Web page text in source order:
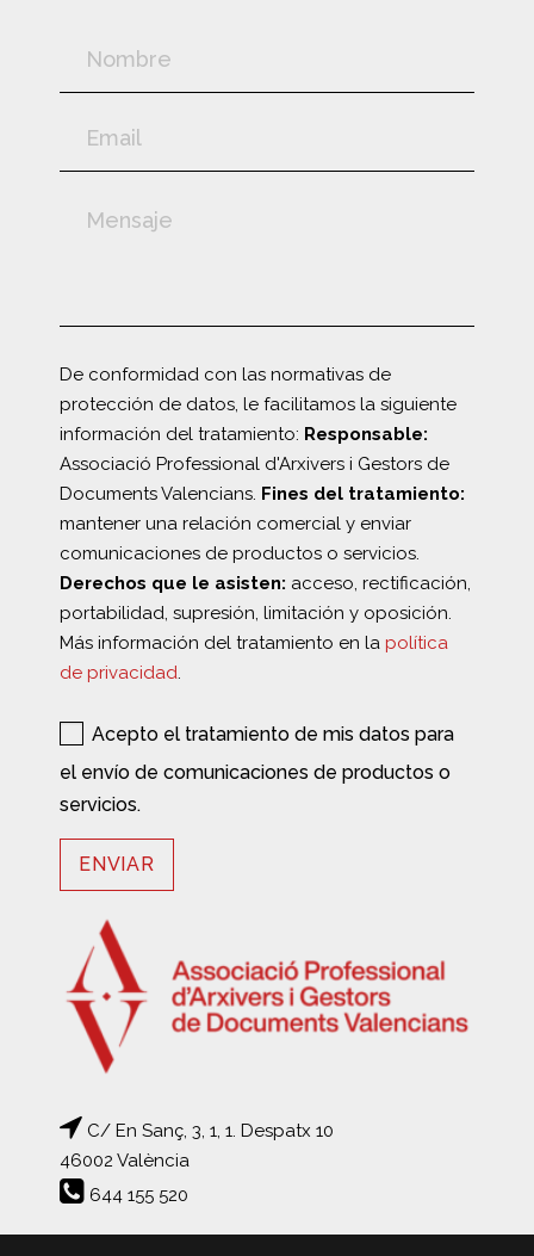
De conformidad con las normativas de
protección de datos, le facilitamos la siguiente
información del tratamiento: Responsable:
Associació Professional d'Arxivers i Gestors de
Documents Valencians. Fines del tratamiento:
mantener una relación comercial y enviar
comunicaciones de productos o servicios.
Derechos que le asisten: acceso, rectificación,
portabilidad, supresión, limitación y oposición.
Más información del tratamiento en la política
de privacidad.
Acepto el tratamiento de mis datos para
el envío de comunicaciones de productos o
servicios.
C/ En Sanç, 3, 1, 1. Despatx 10
46002 València
644 155 520